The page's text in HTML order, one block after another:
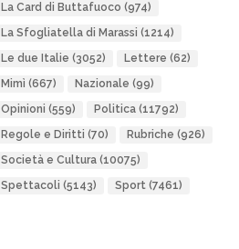
La Card di Buttafuoco (974)
La Sfogliatella di Marassi (1214)
Le due Italie (3052) Lettere (62)
Mimì (667) Nazionale (99)
Opinioni (559) Politica(11792)
Regole e Diritti (70) Rubriche (926)
Società e Cultura(10075)
Spettacoli (5143) Sport(7461)